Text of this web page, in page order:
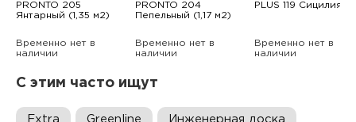
PRONTO 205
Янтарный (1,35 м2)
Временно нет в
наличии
PRONTO 204
Пепельный (1,17 м2)
Временно нет в
наличии
PLUS 119 Сицилия
Временно нет в
наличии
С этим часто ищут
Extra Greenline Инженерная доска